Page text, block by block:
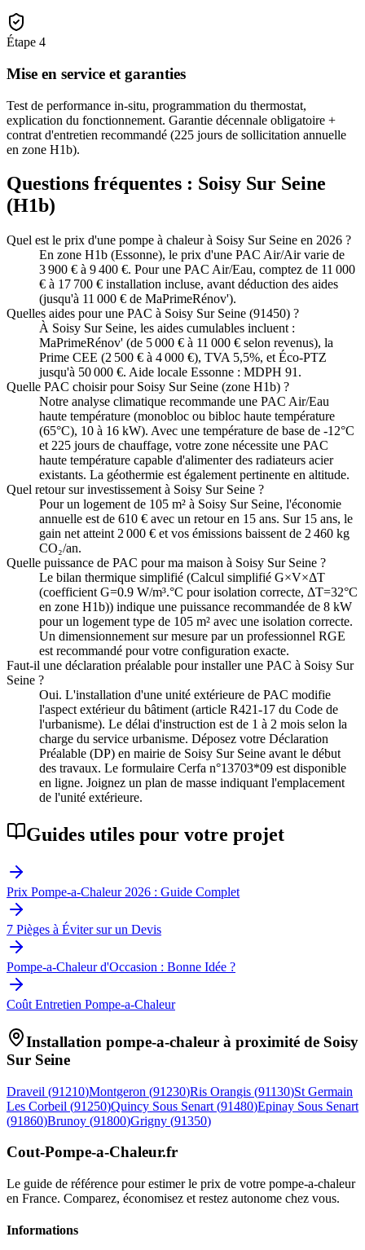
Étape 4
Mise en service et garanties
Test de performance in-situ, programmation du thermostat,
explication du fonctionnement. Garantie décennale obligatoire +
contrat d'entretien recommandé (225 jours de sollicitation annuelle
en zone H1b).
Questions fréquentes : Soisy Sur Seine
(H1b)
Quel est le prix d'une pompe à chaleur à Soisy Sur Seine en 2026 ?
En zone H1b (Essonne), le prix d'une PAC Air/Air varie de
3 900 € à 9 400 €. Pour une PAC Air/Eau, comptez de 11 000
€ à 17 700 € installation incluse, avant déduction des aides
(jusqu'à 11 000 € de MaPrimeRénov').
Quelles aides pour une PAC à Soisy Sur Seine (91450) ?
À Soisy Sur Seine, les aides cumulables incluent :
MaPrimeRénov' (de 5 000 € à 11 000 € selon revenus), la
Prime CEE (2 500 € à 4 000 €), TVA 5,5%, et Éco-PTZ
jusqu'à 50 000 €. Aide locale Essonne : MDPH 91.
Quelle PAC choisir pour Soisy Sur Seine (zone H1b) ?
Notre analyse climatique recommande une PAC Air/Eau
haute température (monobloc ou bibloc haute température
(65°C), 10 à 16 kW). Avec une température de base de -12°C
et 225 jours de chauffage, votre zone nécessite une PAC
haute température capable d'alimenter des radiateurs acier
existants. La géothermie est également pertinente en altitude.
Quel retour sur investissement à Soisy Sur Seine ?
Pour un logement de 105 m² à Soisy Sur Seine, l'économie
annuelle est de 610 € avec un retour en 15 ans. Sur 15 ans, le
gain net atteint 2 000 € et vos émissions baissent de 2 460 kg
CO₂/an.
Quelle puissance de PAC pour ma maison à Soisy Sur Seine ?
Le bilan thermique simplifié (Calcul simplifié G×V×ΔT
(coefficient G=0.9 W/m³.°C pour isolation correcte, ΔT=32°C
en zone H1b)) indique une puissance recommandée de 8 kW
pour un logement type de 105 m² avec une isolation correcte.
Un dimensionnement sur mesure par un professionnel RGE
est recommandé pour votre configuration exacte.
Faut-il une déclaration préalable pour installer une PAC à Soisy Sur
Seine ?
Oui. L'installation d'une unité extérieure de PAC modifie
l'aspect extérieur du bâtiment (article R421-17 du Code de
l'urbanisme). Le délai d'instruction est de 1 à 2 mois selon la
charge du service urbanisme. Déposez votre Déclaration
Préalable (DP) en mairie de Soisy Sur Seine avant le début
des travaux. Le formulaire Cerfa n°13703*09 est disponible
en ligne. Joignez un plan de masse indiquant l'emplacement
de l'unité extérieure.
Guides utiles pour votre projet
Prix Pompe-a-Chaleur 2026 : Guide Complet
7 Pièges à Éviter sur un Devis
Pompe-a-Chaleur d'Occasion : Bonne Idée ?
Coût Entretien Pompe-a-Chaleur
Installation pompe-a-chaleur à proximité de Soisy
Sur Seine
Draveil (91210)Montgeron (91230)Ris Orangis (91130)St Germain
Les Corbeil (91250)Quincy Sous Senart (91480)Epinay Sous Senart
(91860)Brunoy (91800)Grigny (91350)
Cout-Pompe-a-Chaleur.fr
Le guide de référence pour estimer le prix de votre pompe-a-chaleur
en France. Comparez, économisez et restez autonome chez vous.
Informations